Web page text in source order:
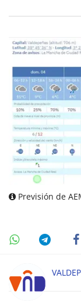
Previsión de